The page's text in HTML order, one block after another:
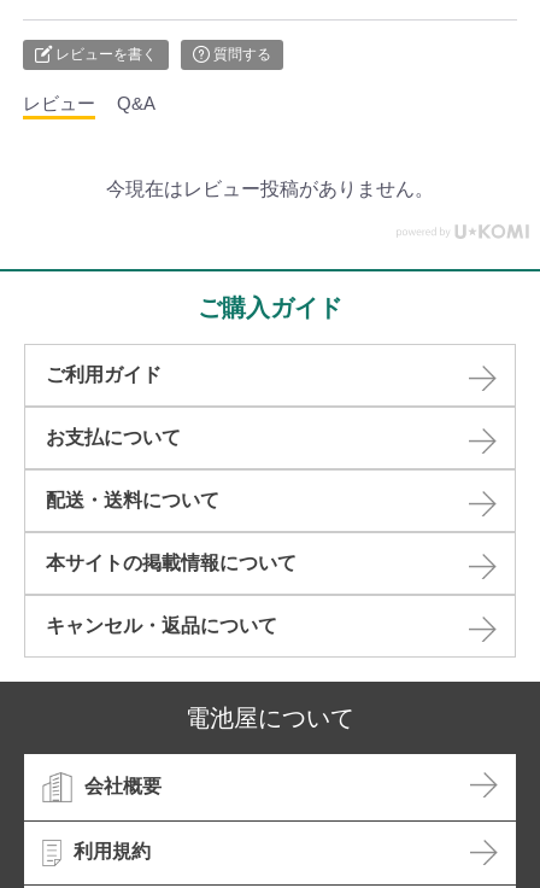
レビューを書く 質問する
レビュー Q&A
今現在はレビュー投稿がありません。
ご購入ガイド
ご利用ガイド
お支払について
配送・送料について
本サイトの掲載情報について​
キャンセル・返品について​
電池屋について
会社概要
利用規約